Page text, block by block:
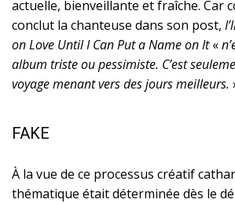
actuelle, bienveillante et fraîche. Car
conclut la chanteuse dans son post,
on Love Until I Can Put a Name on It«
album triste ou pessimiste. C’est
voyage menant vers des jours meilleurs.
FAKE
À la vue de ce processus créatif
thématique était déterminée dès le